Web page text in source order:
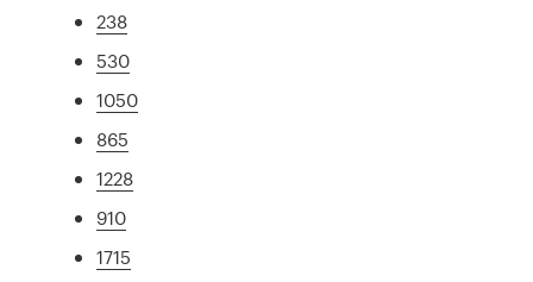
238
530
1050
865
1228
910
1715